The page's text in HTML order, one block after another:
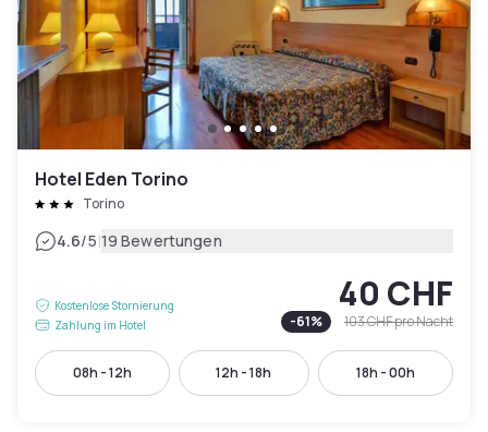
Hotel Eden Torino
Torino
4.6/5|19 Bewertungen
Kostenlose Stornierung
Zahlung im Hotel
40 CHF
-61% 103 CHFpro Nacht
08h - 12h 12h - 18h 18h - 00h